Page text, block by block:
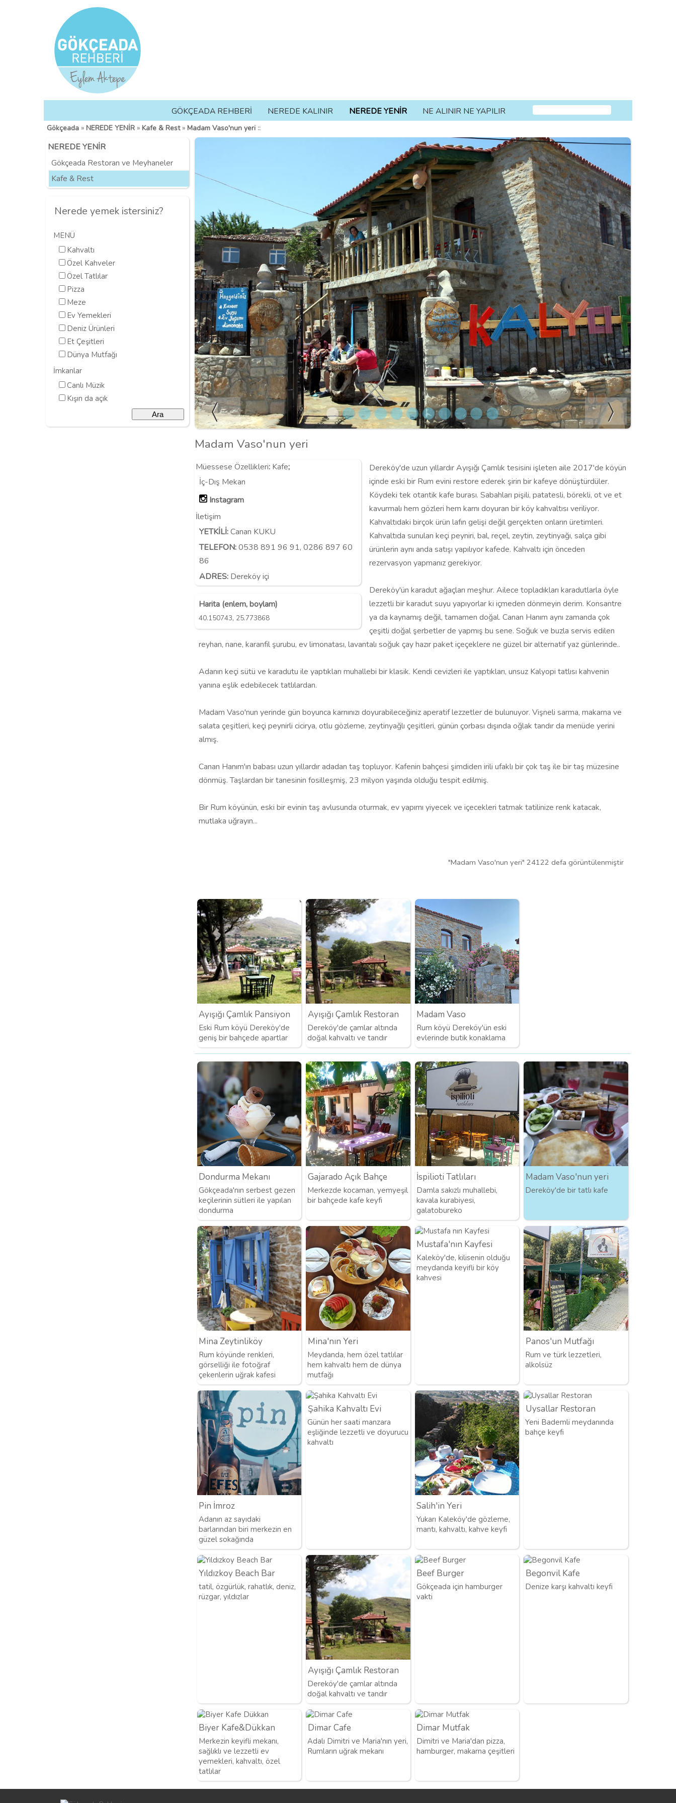
GÖKÇEADA REHBERİ NEREDE KALINIR NEREDE YENİR NE ALINIR NE YAPILIR
Gökçeada» NEREDE YENİR» Kafe & Rest» Madam Vaso'nun yeri::
NEREDE YENİR
Gökçeada Restoran ve Meyhaneler
Kafe & Rest
Nerede yemek istersiniz?
MENÜ
Kahvaltı
Özel Kahveler
Özel Tatlılar
Pizza
Meze
Ev Yemekleri
Deniz Ürünleri
Et Çeşitleri
Dünya Mutfağı
İmkanlar
Canlı Müzik
Kışın da açık
Madam Vaso'nun yeri
Müessese Özellikleri: Kafe;
İç-Dış Mekan
Instagram
İletişim
YETKİLİ:Canan KUKU
TELEFON:0538 891 96 91, 0286 897 60
86
ADRES: Dereköy içi
Harita (enlem, boylam)
40.150743, 25.773868
Dereköy'de uzun yıllardır Ayışığı Çamlık tesisini işleten aile 2017'de köyün
içinde eski bir Rum evini restore ederek şirin bir kafeye dönüştürdüler.
Köydeki tek otantik kafe burası. Sabahları pişili, patatesli, börekli, ot ve et
kavurmalı hem gözleri hem karnı doyuran bir köy kahvaltısı veriliyor.
Kahvaltıdaki birçok ürün lafın gelişi değil gerçekten onların üretimleri.
Kahvaltıda sunulan keçi peyniri, bal, reçel, zeytin, zeytinyağı, salça gibi
ürünlerin aynı anda satışı yapılıyor kafede. Kahvaltı için önceden
rezervasyon yapmanız gerekiyor.
Dereköy'ün karadut ağaçları meşhur. Ailece topladıkları karadutlarla öyle
lezzetli bir karadut suyu yapıyorlar ki içmeden dönmeyin derim. Konsantre
ya da kaynamış değil, tamamen doğal. Canan Hanım aynı zamanda çok
çeşitli doğal şerbetler de yapmış bu sene. Soğuk ve buzla servis edilen
reyhan, nane, karanfil şurubu, ev limonatası, lavantalı soğuk çay hazır paket içeçeklere ne güzel bir alternatif yaz günlerinde..
Adanın keçi sütü ve karadutu ile yaptıkları muhallebi bir klasik. Kendi cevizleri ile yaptıkları, unsuz Kalyopi tatlısı kahvenin
yanına eşlik edebilecek tatlılardan.
Madam Vaso'nun yerinde gün boyunca karnınızı doyurabileceğiniz aperatif lezzetler de bulunuyor. Vişneli sarma, makarna ve
salata çeşitleri, keçi peynirli cicirya, otlu gözleme, zeytinyağlı çeşitleri, günün çorbası dışında oğlak tandır da menüde yerini
almış.
Canan Hanım'ın babası uzun yıllardır adadan taş topluyor. Kafenin bahçesi şimdiden irili ufaklı bir çok taş ile bir taş müzesine
dönmüş. Taşlardan bir tanesinin fosilleşmiş, 23 milyon yaşında olduğu tespit edilmiş.
Bir Rum köyünün, eski bir evinin taş avlusunda oturmak, ev yapımı yiyecek ve içecekleri tatmak tatilinize renk katacak,
mutlaka uğrayın...
"Madam Vaso'nun yeri" 24122 defa görüntülenmiştir
Ayışığı Çamlık Pansiyon
Eski Rum köyü Dereköy'de
geniş bir bahçede apartlar
Ayışığı Çamlık Restoran
Dereköy'de çamlar altında
doğal kahvaltı ve tandır
Madam Vaso
Rum köyü Dereköy'ün eski
evlerinde butik konaklama
Dondurma Mekanı
Gökçeada'nın serbest gezen
keçilerinin sütleri ile yapılan
dondurma
Gajarado Açık Bahçe
Merkezde kocaman, yemyeşil
bir bahçede kafe keyfi
İspilioti Tatlıları
Damla sakızlı muhallebi,
kavala kurabiyesi,
galatobureko
Madam Vaso'nun yeri
Dereköy'de bir tatlı kafe
Mina Zeytinliköy
Rum köyünde renkleri,
görselliği ile fotoğraf
çekenlerin uğrak kafesi
Mina'nın Yeri
Meydanda, hem özel tatlılar
hem kahvaltı hem de dünya
mutfağı
Mustafa'nın Kayfesi
Kaleköy'de, kilisenin olduğu
meydanda keyifli bir köy
kahvesi
Panos'un Mutfağı
Rum ve türk lezzetleri,
alkolsüz
Pin İmroz
Adanın az sayıdaki
barlarından biri merkezin en
güzel sokağında
Şahika Kahvaltı Evi
Günün her saati manzara
eşliğinde lezzetli ve doyurucu
kahvaltı
Salih'in Yeri
Yukarı Kaleköy'de gözleme,
mantı, kahvaltı, kahve keyfi
Uysallar Restoran
Yeni Bademli meydanında
bahçe keyfi
Yıldızkoy Beach Bar
tatil, özgürlük, rahatlık, deniz,
rüzgar, yıldızlar
Ayışığı Çamlık Restoran
Dereköy'de çamlar altında
doğal kahvaltı ve tandır
Beef Burger
Gökçeada için hamburger
vakti
Begonvil Kafe
Denize karşı kahvaltı keyfi
Biyer Kafe&Dükkan
Merkezin keyifli mekanı,
sağlıklı ve lezzetli ev
yemekleri, kahvaltı, özel
tatlılar
Dimar Cafe
Adalı Dimitri ve Maria'nın yeri,
Rumların uğrak mekanı
Dimar Mutfak
Dimitri ve Maria'dan pizza,
hamburger, makarna çeşitleri